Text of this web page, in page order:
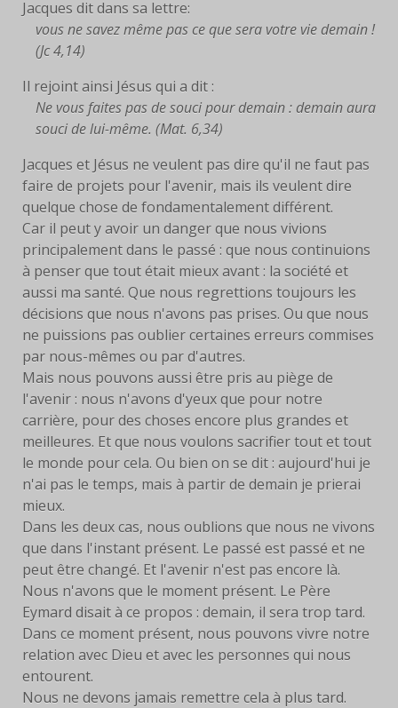
FACEBOOK
PRIÈRES
NEUVAINE
PRIÈRE AVEC MARIE
PRIÈRE POUR LE DON DE
SOI
PRIÈRE POUR VOCATIONS
HISTOIRE
LIVRES
EUCHARISTIE
BLOG
PHOTOS
PHOTOS
ANCIENNES PHOTOS
CONTACT
Jacques dit dans sa lettre:
vous ne savez même pas ce que sera votre vie demain !
(Jc 4,14)
Il rejoint ainsi Jésus qui a dit :
Ne vous faites pas de souci pour demain : demain aura
souci de lui-même. (Mat. 6,34)
Jacques et Jésus ne veulent pas dire qu'il ne faut pas
faire de projets pour l'avenir, mais ils veulent dire
quelque chose de fondamentalement différent.
Car il peut y avoir un danger que nous vivions
principalement dans le passé : que nous continuions
à penser que tout était mieux avant : la société et
aussi ma santé. Que nous regrettions toujours les
décisions que nous n'avons pas prises. Ou que nous
ne puissions pas oublier certaines erreurs commises
par nous-mêmes ou par d'autres.
Mais nous pouvons aussi être pris au piège de
l'avenir : nous n'avons d'yeux que pour notre
carrière, pour des choses encore plus grandes et
meilleures. Et que nous voulons sacrifier tout et tout
le monde pour cela. Ou bien on se dit : aujourd'hui je
n'ai pas le temps, mais à partir de demain je prierai
mieux.
Dans les deux cas, nous oublions que nous ne vivons
que dans l'instant présent. Le passé est passé et ne
peut être changé. Et l'avenir n'est pas encore là.
Nous n'avons que le moment présent. Le Père
Eymard disait à ce propos : demain, il sera trop tard.
Dans ce moment présent, nous pouvons vivre notre
relation avec Dieu et avec les personnes qui nous
entourent.
Nous ne devons jamais remettre cela à plus tard.